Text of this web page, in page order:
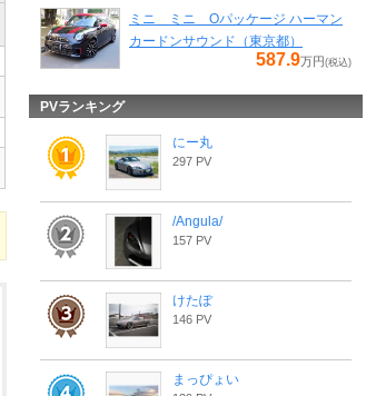
ミニ ミニ Oパッケージ ハーマン
カードンサウンド（東京都）
587.9万円 (税込)
PVランキング
にー丸
297 PV
/Angula/
157 PV
けたぽ
146 PV
まっぴょい